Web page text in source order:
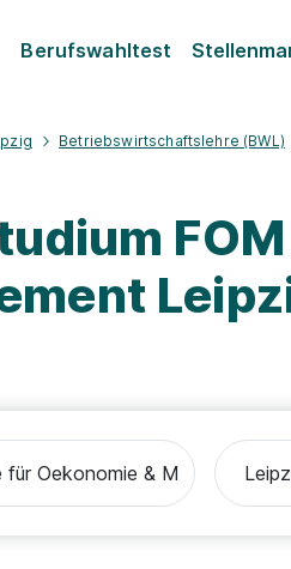
Berufswahltest
Betriebswirtschaftslehre (BWL)